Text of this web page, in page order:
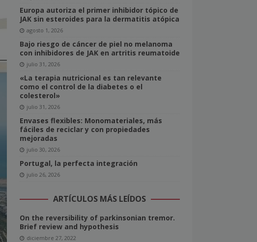
Europa autoriza el primer inhibidor tópico de
JAK sin esteroides para la dermatitis atópica
agosto 1, 2026
Bajo riesgo de cáncer de piel no melanoma
con inhibidores de JAK en artritis reumatoide
julio 31, 2026
«La terapia nutricional es tan relevante
como el control de la diabetes o el
colesterol»
julio 31, 2026
Envases flexibles: Monomateriales, más
fáciles de reciclar y con propiedades
mejoradas
julio 30, 2026
Portugal, la perfecta integración
julio 26, 2026
ARTÍCULOS MÁS LEÍDOS
On the reversibility of parkinsonian tremor.
Brief review and hypothesis
diciembre 27, 2022